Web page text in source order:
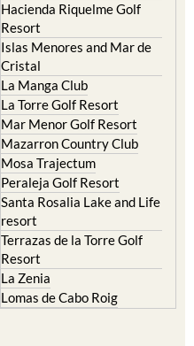
Hacienda Riquelme Golf
Resort
Islas Menores and Mar de
Cristal
La Manga Club
La Torre Golf Resort
Mar Menor Golf Resort
Mazarron Country Club
Mosa Trajectum
Peraleja Golf Resort
Santa Rosalia Lake and Life
resort
Terrazas de la Torre Golf
Resort
La Zenia
Lomas de Cabo Roig